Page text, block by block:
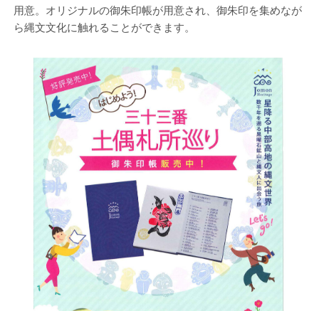
用意。オリジナルの御朱印帳が用意され、御朱印を集めなが
ら縄文文化に触れることができます。